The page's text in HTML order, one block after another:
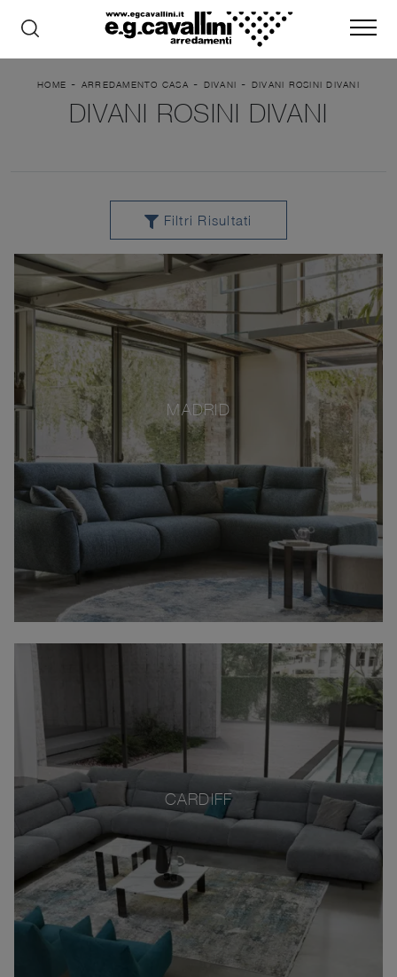
HOME - ARREDAMENTO CASA - DIVANI - DIVANI ROSINI DIVANI
DIVANI ROSINI DIVANI
Filtri Risultati
MADRID
CARDIFF